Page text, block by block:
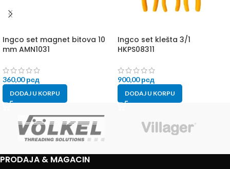
Ingco set magnet bitova 10
mm AMN1031
360,00рсд
DODAJ U KORPU
Ingco set klešta 3/1
HKPS08311
900,00рсд
DODAJ U KORPU
PRODAJA & MAGACIN